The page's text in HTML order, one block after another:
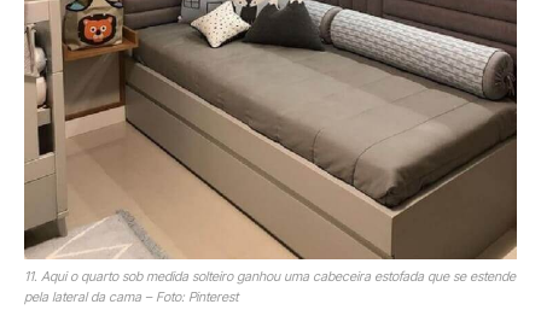
11. Aqui o quarto sob medida solteiro ganhou uma cabeceira estofada que se estende
pela lateral da cama – Foto: Pinterest